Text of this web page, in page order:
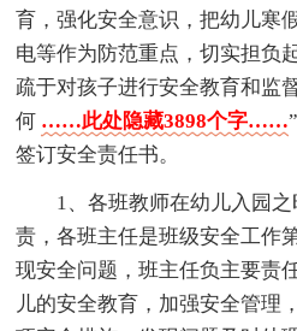
育，强化安全意识，把幼儿寒
电等作为防范重点，切实担负
疏于对孩子进行安全教育和监
何 ……此处隐藏3898个字……
签订安全责任书。
1、各班教师在幼儿入园
责，各班主任是班级安全工作
现安全问题，班主任负主要责
儿的安全教育，加强安全管理